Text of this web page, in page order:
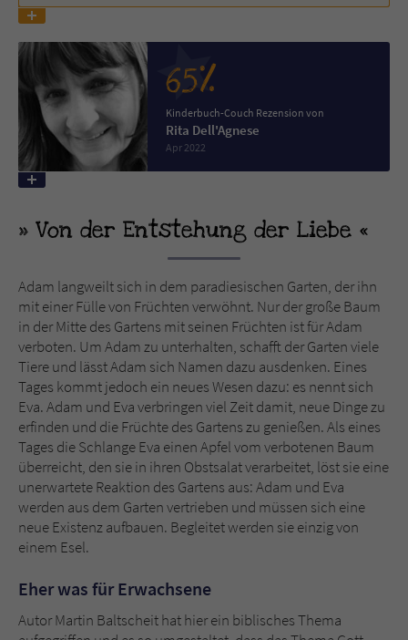
65%
Kinderbuch-Couch Rezension von
Rita Dell'Agnese
Apr 2022
Von der Entstehung der Liebe
Adam langweilt sich in dem paradiesischen Garten, der ihn
mit einer Fülle von Früchten verwöhnt. Nur der große Baum
in der Mitte des Gartens mit seinen Früchten ist für Adam
verboten. Um Adam zu unterhalten, schafft der Garten viele
Tiere und lässt Adam sich Namen dazu ausdenken. Eines
Tages kommt jedoch ein neues Wesen dazu: es nennt sich
Eva. Adam und Eva verbringen viel Zeit damit, neue Dinge zu
erfinden und die Früchte des Gartens zu genießen. Als eines
Tages die Schlange Eva einen Apfel vom verbotenen Baum
überreicht, den sie in ihren Obstsalat verarbeitet, löst sie eine
unerwartete Reaktion des Gartens aus: Adam und Eva
werden aus dem Garten vertrieben und müssen sich eine
neue Existenz aufbauen. Begleitet werden sie einzig von
einem Esel.
Eher was für Erwachsene
Autor Martin Baltscheit hat hier ein biblisches Thema
Name tx_pwcomments_ahash
Anbieter Literatur-Couch Medien GmbH & Co. KG
Laufzeit 1 Jahr
Zweck Cookie für Kommentare einzelner Buchtitel
Name fe_typo_user
Laufzeit Session
Zweck
Dieses Cookie gewährleistet die
Kommunikation der Webseite mit dem
Benutzer. Es wird benötigt um z. B. den
Sicherheitscode des Kontaktformulars zu
überprüfen.